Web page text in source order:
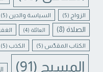
الزواج (5) السياسة والدين (5)
الصلاة (8) العائلة (4)
الكتاب المقدّس (5) الكذب (5)
المسيح (91)